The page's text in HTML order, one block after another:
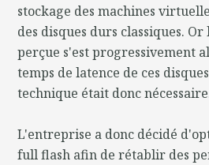
stockage des machines
des disques durs classiques.
perçue s'est progressivement
temps de latence de ces
technique était donc
L'entreprise a donc décidé
full flash afin de rétablir des